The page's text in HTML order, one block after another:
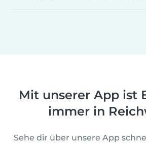
Mit unserer App ist
immer in
Sehe dir über unsere App